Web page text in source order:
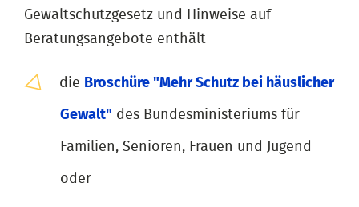
Gewaltschutzgesetz und Hinweise auf
Beratungsangebote enthält
die Broschüre "Mehr Schutz bei häuslicher
Gewalt" des Bundesministeriums für
Familien, Senioren, Frauen und Jugend
oder